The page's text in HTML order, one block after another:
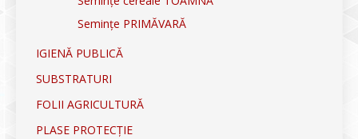
Semințe PRIMĂVARĂ
IGIENĂ PUBLICĂ
SUBSTRATURI
FOLII AGRICULTURĂ
PLASE PROTECȚIE